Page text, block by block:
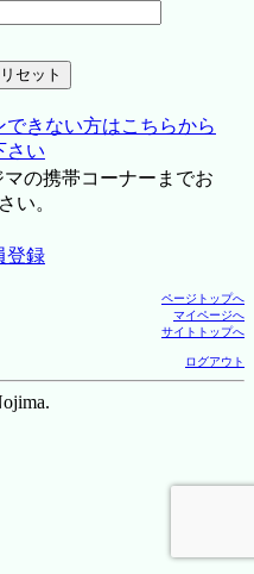
きない方はこちらから
さい
の携帯コーナーまでお
い。
登録
ページトップへ
マイページへ
サイトトップへ
ログアウト